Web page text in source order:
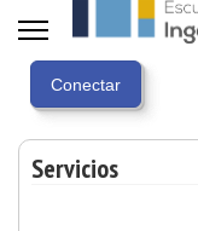
Servicios